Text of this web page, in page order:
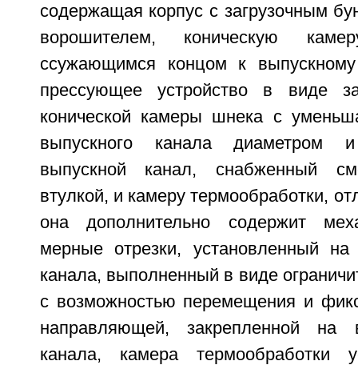
содержащая корпус с загрузочным
ворошителем, коническую
ссужающимся концом к
прессующее устройство в виде
конической камеры шнека с
выпускного канала
выпускной канал, снабженный
втулкой, и камеру термообработки,
она дополнительно содержит
мерные отрезки, установленный на
канала, выполненный в виде
с возможностью перемещения и
направляющей, закрепленной на
канала, камера термообработки